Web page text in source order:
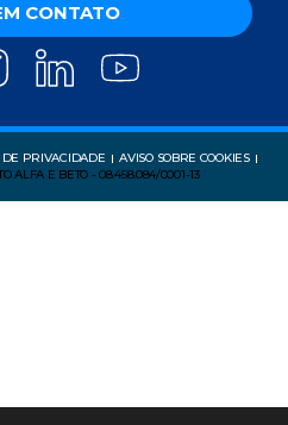
CONTATO
DE PRIVACIDADE
AVISO SOBRE COOKIES
ALFA E BETO - 08.458.084/0001-13